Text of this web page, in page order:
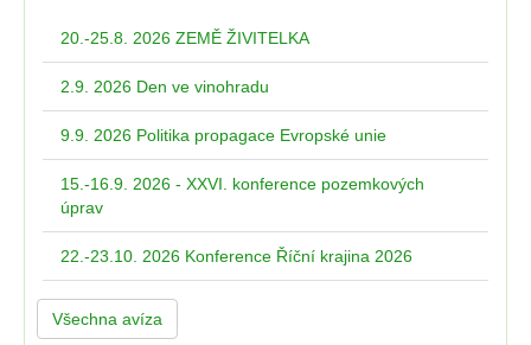
20.-25.8. 2026 ZEMĚ ŽIVITELKA
2.9. 2026 Den ve vinohradu
9.9. 2026 Politika propagace Evropské unie
15.-16.9. 2026 - XXVI. konference pozemkových
úprav
22.-23.10. 2026 Konference Říční krajina 2026
Všechna avíza